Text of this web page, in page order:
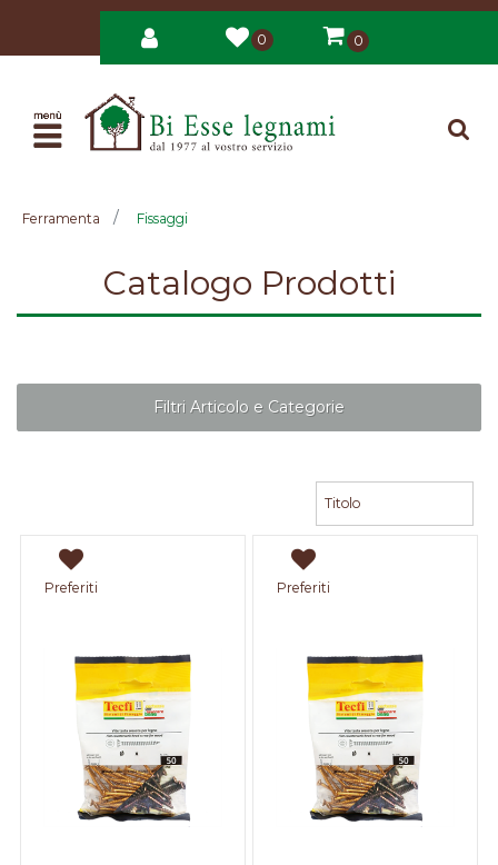
0 0
Open
Ferramenta Fissaggi
Catalogo Prodotti
Filtri Articolo e Categorie
Preferiti Preferiti